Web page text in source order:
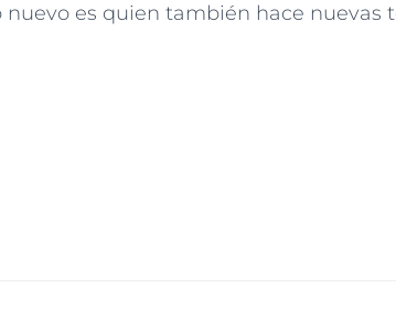
es quien también hace nuevas